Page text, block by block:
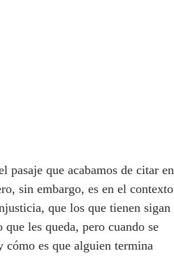
sin embargo, es en el contexto
que los que tienen sigan
les queda, pero cuando se
cómo es que alguien termina